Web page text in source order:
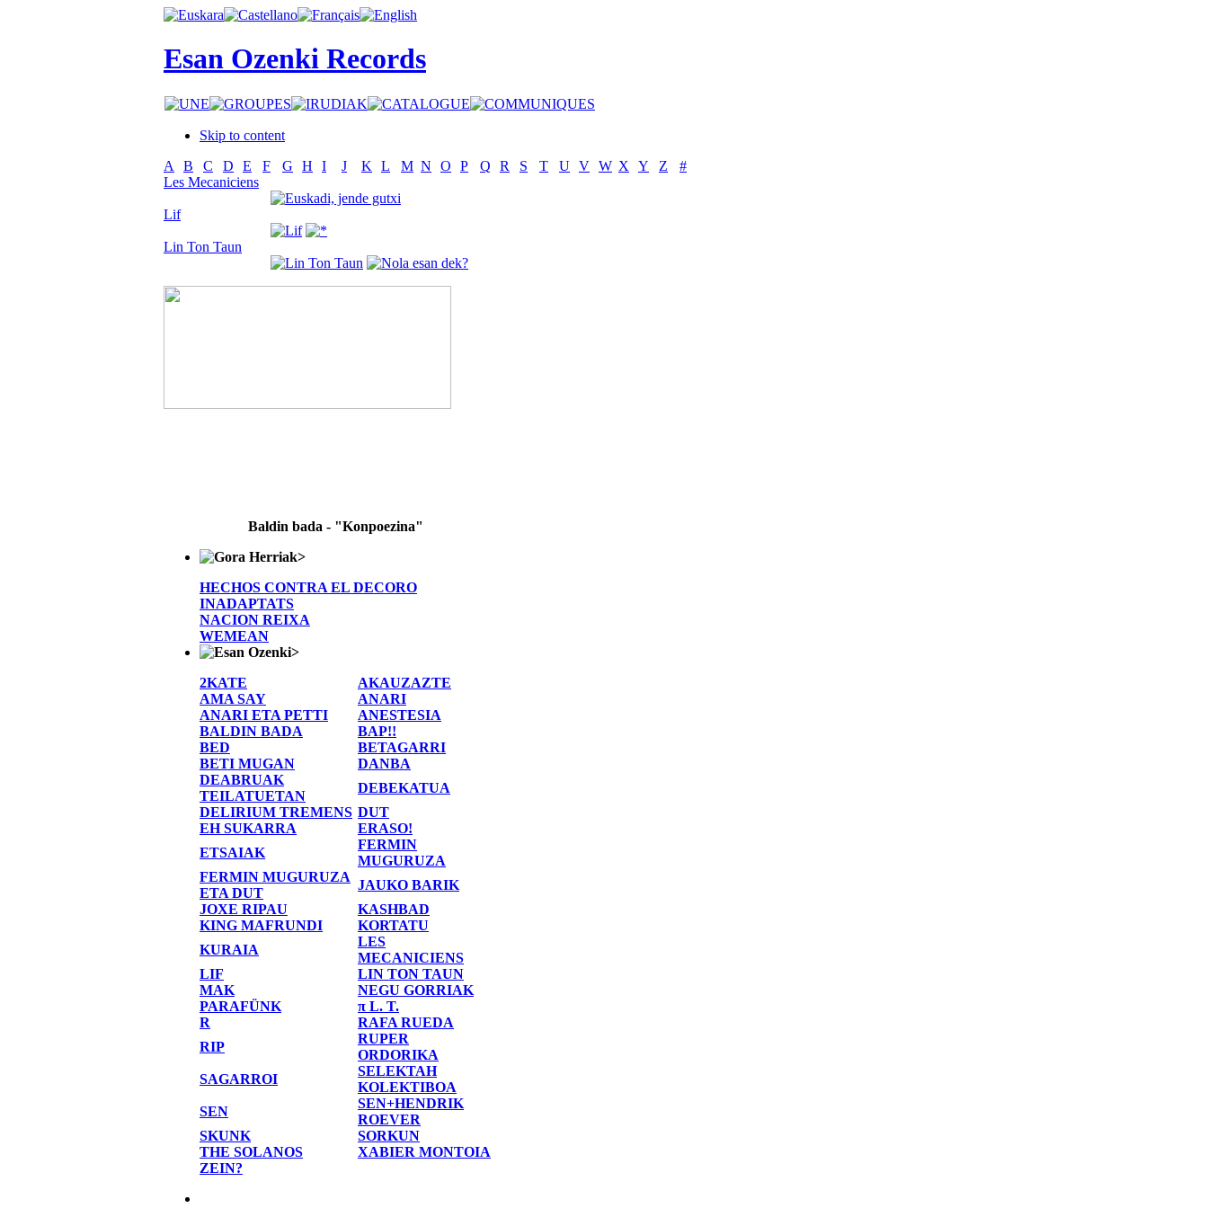
Esan Ozenki Records
Skip to content
A
B C D E F G H I J K L M N O P Q R S T U V W X Y Z
#
Les Mecaniciens
Lif
Lin Ton Taun
Baldin bada - "Konpoezina"
>
HECHOS CONTRA EL DECORO
INADAPTATS
NACION REIXA
WEMEAN
>
2KATE
AKAUZAZTE
AMA SAY
ANARI
ANARI ETA PETTI
ANESTESIA
BALDIN BADA
BAP!!
BED
BETAGARRI
BETI MUGAN
DANBA
DEABRUAK
TEILATUETAN
DEBEKATUA
DELIRIUM TREMENS DUT
EH SUKARRA
ERASO!
ETSAIAK
FERMIN
MUGURUZA
FERMIN MUGURUZA
ETA DUT
JAUKO BARIK
JOXE RIPAU
KASHBAD
KING MAFRUNDI
KORTATU
KURAIA
LES
MECANICIENS
LIF
LIN TON TAUN
MAK
NEGU GORRIAK
PARAFÜNK
π L. T.
R
RAFA RUEDA
RIP
RUPER
ORDORIKA
SAGARROI
SELEKTAH
KOLEKTIBOA
SEN
SEN+HENDRIK
ROEVER
SKUNK
SORKUN
THE SOLANOS
XABIER MONTOIA
ZEIN?